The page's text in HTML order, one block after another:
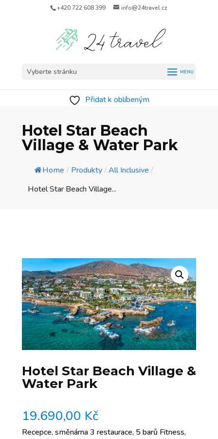
+420 722 608 399 info@24travel.cz
Vyberte stránku
Přidat k oblíbeným
Hotel Star Beach
Village & Water Park
Home / Produkty/All Inclusive /
Hotel Star Beach Village...
Hotel Star Beach Village &
Water Park
19.690,00 Kč
Recepce, směnárna 3 restaurace, 5 barů Fitness,